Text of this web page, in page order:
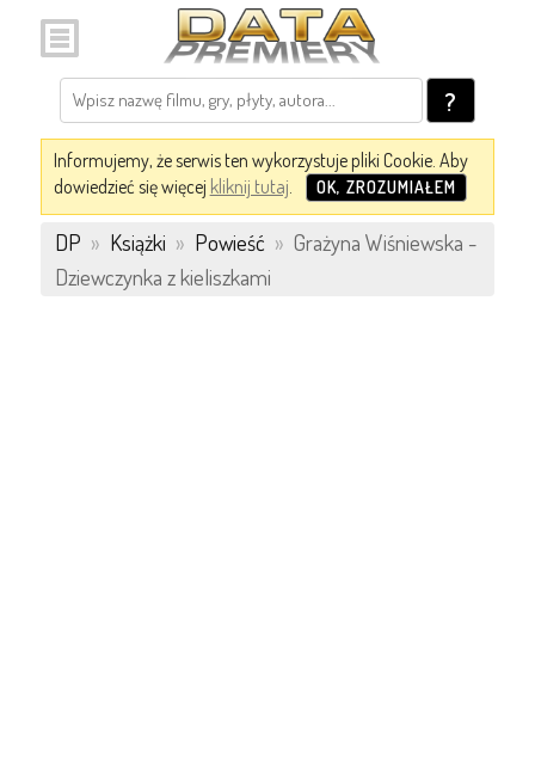
?
Informujemy, że serwis ten wykorzystuje pliki Cookie. Aby
dowiedzieć się więcej kliknij tutaj. OK, ZROZUMIAŁEM
DP » Książki » Powieść » Grażyna Wiśniewska -
Dziewczynka z kieliszkami